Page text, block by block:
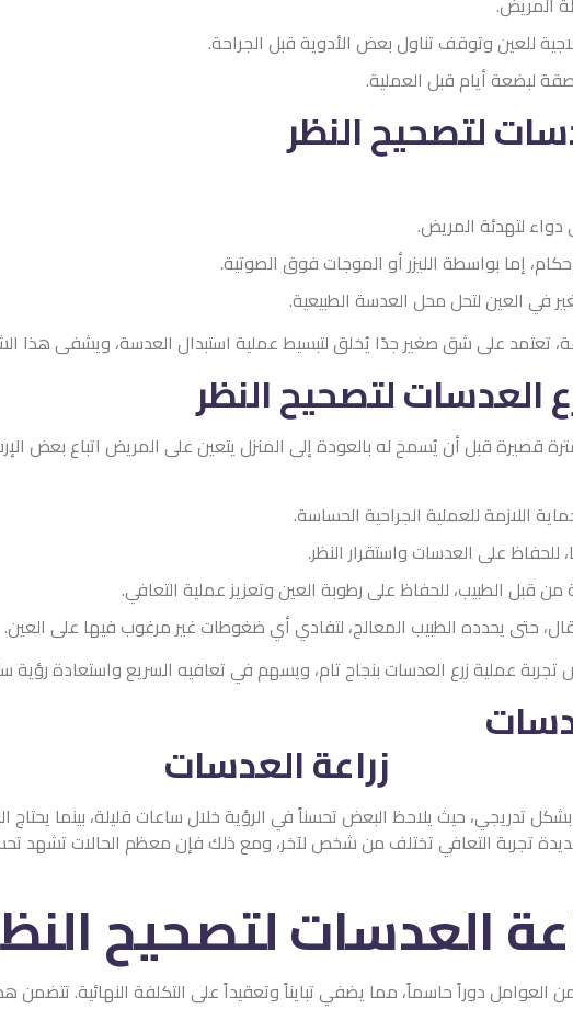
الأدوية قبل الجراحة.
النظر
أو الموجات فوق الصوتية.
الطبيعية.
النظر
بالعودة إلى المنزل يتعين على المريض اتباع بعض الإرشادات الحيوية لضمان
الحساسة.
النظر.
رطوبة العين وتعزيز عملية التعافي.
لتفادي أي ضغوطات غير مرغوب فيها على العين.
بنجاح تام، ويسهم في تعافيه السريع واستعادة رؤية سليمة ومريحة.
تحسناً في الرؤية خلال ساعات قليلة، بينما يحتاج البعض الآخر إلى مزيد من
من شخص لآخر، ومع ذلك فإن معظم الحالات تشهد تحسناً ملحوظاً في اليوم
لتصحيح النظر
يضفي تبايناً وتعقيداً على التكلفة النهائية. تتضمن هذه العوامل: